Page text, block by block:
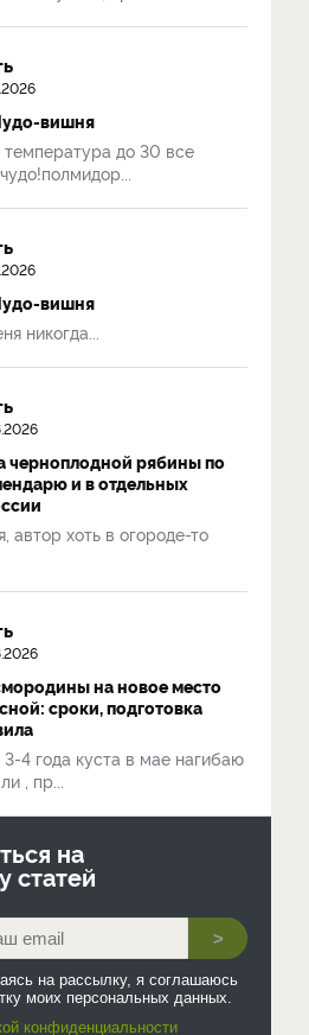
вишня
температура до 30 все
вишня
никогда...
черноплодной рябины по
и в отдельных
автор хоть в огороде-то
на новое место
сроки, подготовка
4 года куста в мае нагибаю
, пр...
на
статей
>
на рассылку, я соглашаюсь
моих персональных данных.
конфиденциальности